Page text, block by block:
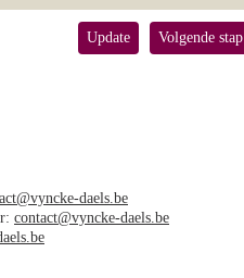
Volgende stap
Update
daels.be
contact@vyncke-daels.be